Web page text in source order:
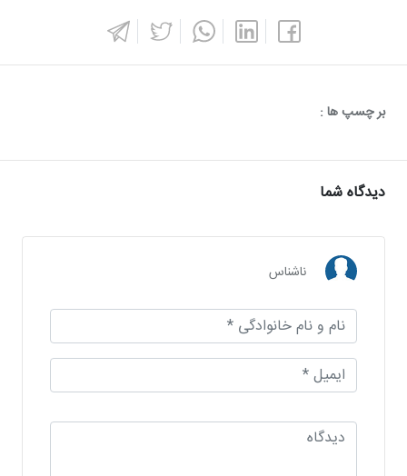
بر چسپ ها :
دیدگاه شما
ناشناس